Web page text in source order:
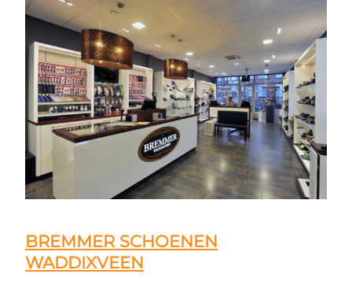
BREMMER SCHOENEN
WADDIXVEEN